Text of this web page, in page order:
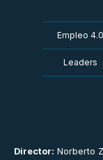
Director: Norberto
Empleo 4.0
Leaders